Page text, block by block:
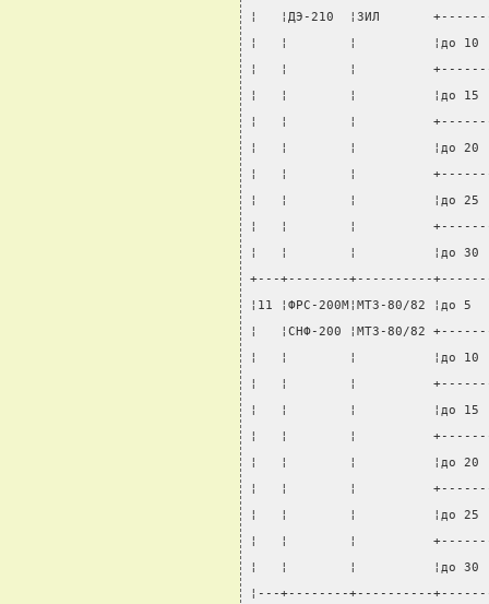
¦   ¦ДЭ-210  ¦ЗИЛ
¦   ¦        ¦          ¦до 10
¦   ¦        ¦
¦   ¦        ¦          ¦до 15
¦   ¦        ¦
¦   ¦        ¦          ¦до 20
¦   ¦        ¦
¦   ¦        ¦          ¦до 25
¦   ¦        ¦
¦   ¦        ¦          ¦до 30
+---+--------+----------
¦11 ¦ФРС-200М¦МТЗ-80/82
¦   ¦СНФ-200 ¦МТЗ-80/82
¦   ¦        ¦          ¦до 10
¦   ¦        ¦
¦   ¦        ¦          ¦до 15
¦   ¦        ¦
¦   ¦        ¦          ¦до 20
¦   ¦        ¦
¦   ¦        ¦          ¦до 25
¦   ¦        ¦
¦   ¦        ¦          ¦до 30
¦---+--------+----------